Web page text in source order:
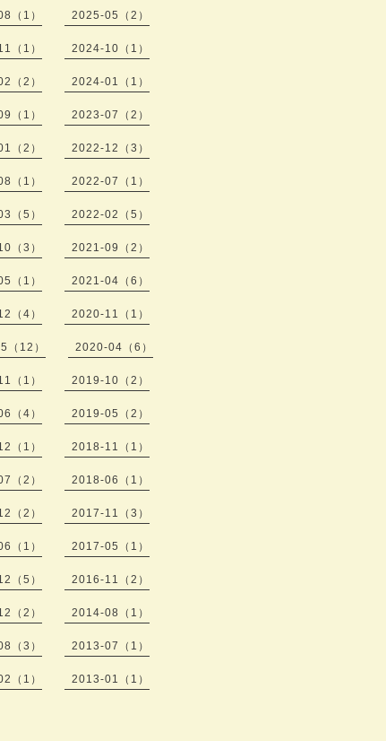
（1） 2025-05（2）
（1） 2024-10（1）
（2） 2024-01（1）
（1） 2023-07（2）
（2） 2022-12（3）
（1） 2022-07（1）
（5） 2022-02（5）
（3） 2021-09（2）
（1） 2021-04（6）
（4） 2020-11（1）
（12） 2020-04（6）
（1） 2019-10（2）
（4） 2019-05（2）
（1） 2018-11（1）
（2） 2018-06（1）
（2） 2017-11（3）
（1） 2017-05（1）
（5） 2016-11（2）
（2） 2014-08（1）
（3） 2013-07（1）
（1） 2013-01（1）